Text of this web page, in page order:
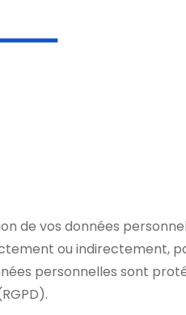
de vos données
ou indirectement,
personnelles sont